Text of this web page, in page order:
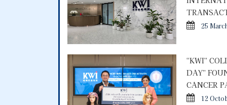
25
“KWI”
DAY”
CANCER
12